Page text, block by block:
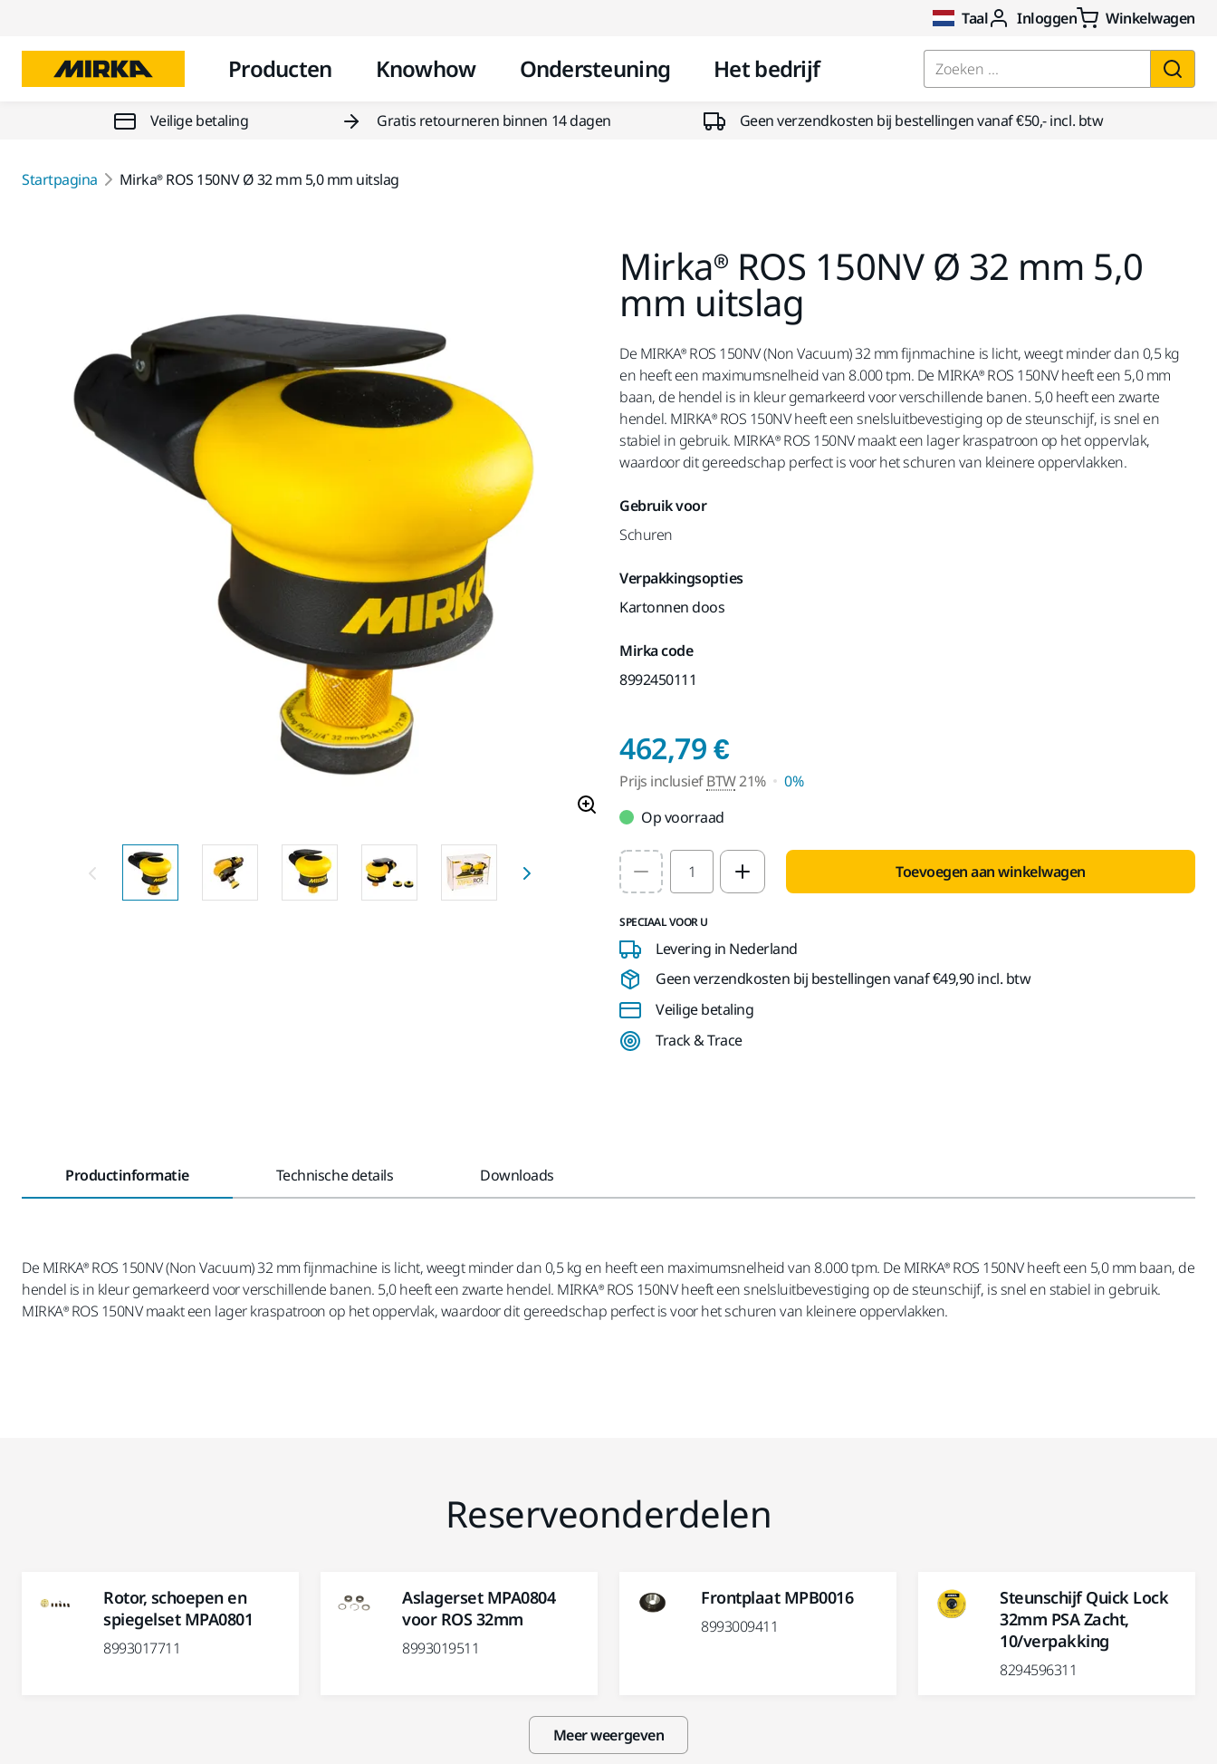
Taal Inloggen Winkelwagen
Producten Knowhow Ondersteuning Het bedrijf Zoeken ...
Veilige betaling Gratis retourneren binnen 14 dagen Geen verzendkosten bij bestellingen vanaf €50,- incl. btw
Startpagina Mirka® ROS 150NV Ø 32 mm 5,0 mm uitslag
Mirka® ROS 150NV Ø 32 mm 5,0
mm uitslag
De MIRKA® ROS 150NV (Non Vacuum) 32 mm fijnmachine is licht, weegt minder dan 0,5 kg
en heeft een maximumsnelheid van 8.000 tpm. De MIRKA® ROS 150NV heeft een 5,0 mm
baan, de hendel is in kleur gemarkeerd voor verschillende banen. 5,0 heeft een zwarte
hendel. MIRKA® ROS 150NV heeft een snelsluitbevestiging op de steunschijf, is snel en
stabiel in gebruik. MIRKA® ROS 150NV maakt een lager kraspatroon op het oppervlak,
waardoor dit gereedschap perfect is voor het schuren van kleinere oppervlakken.
Gebruik voor
Schuren
Verpakkingsopties
Kartonnen doos
Mirka code
8992450111
462,79 €Prijs inclusief BTW 21%
Prijs inclusiefBTW21%
0%
Op voorraad
Select quantity value Toevoegen aan winkelwagen
SPECIAAL VOOR U
Levering in Nederland
Geen verzendkosten bij bestellingen vanaf €49,90 incl. btw
Veilige betaling
Track & Trace
Productinformatie Technische details Downloads
De MIRKA® ROS 150NV (Non Vacuum) 32 mm fijnmachine is licht, weegt minder dan 0,5 kg en heeft een maximumsnelheid van 8.000 tpm. De MIRKA® ROS 150NV heeft een 5,0 mm baan, de
hendel is in kleur gemarkeerd voor verschillende banen. 5,0 heeft een zwarte hendel. MIRKA® ROS 150NV heeft een snelsluitbevestiging op de steunschijf, is snel en stabiel in gebruik.
MIRKA® ROS 150NV maakt een lager kraspatroon op het oppervlak, waardoor dit gereedschap perfect is voor het schuren van kleinere oppervlakken.
Reserveonderdelen
Rotor, schoepen en
spiegelset MPA0801
8993017711
Aslagerset MPA0804
voor ROS 32mm
8993019511
Frontplaat MPB0016
8993009411
Steunschijf Quick Lock
32mm PSA Zacht,
10/verpakking
8294596311
Meer weergeven